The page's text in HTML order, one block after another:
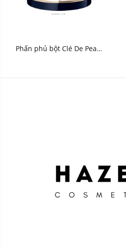
Phấn phủ bột Clé De Peau